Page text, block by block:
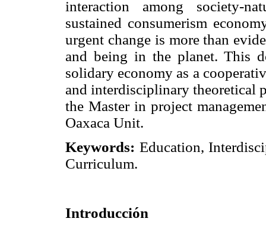
interaction among society-
sustained consumerism
urgent change is more than
and being in the planet. This
solidary economy as a
and interdisciplinary theoretical
the Master in project
Oaxaca Unit.
Keywords: Education,
Curriculum.
Introducción